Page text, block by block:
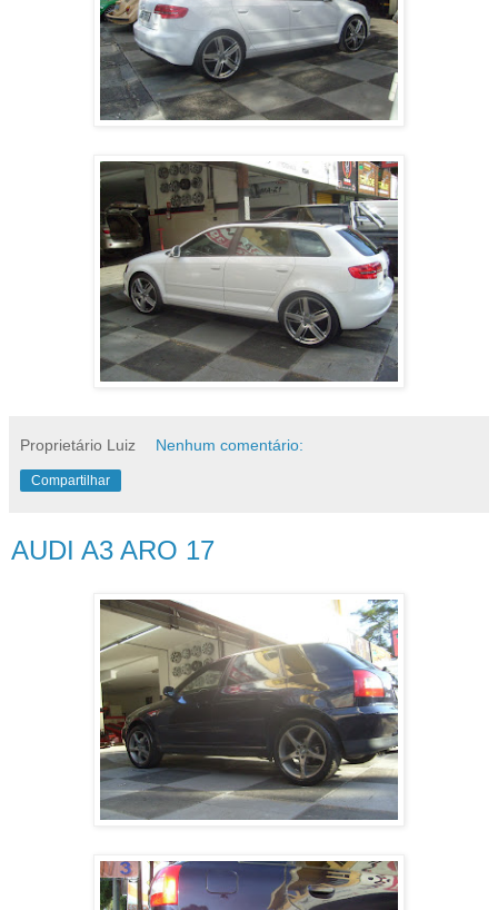
Proprietário Luiz Nenhum comentário:
Compartilhar
AUDI A3 ARO 17